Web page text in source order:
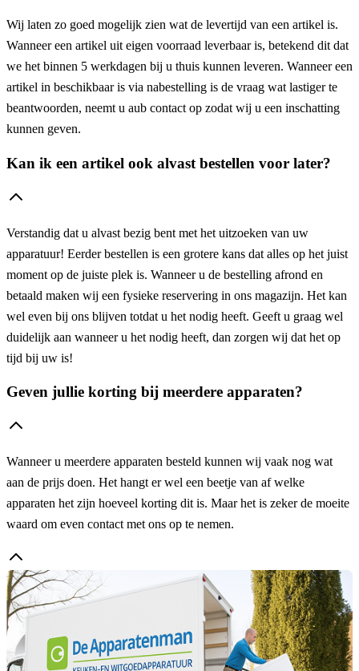
Wij laten zo goed mogelijk zien wat de levertijd van een artikel is.
Wanneer een artikel uit eigen voorraad leverbaar is, betekend dit dat
we het binnen 5 werkdagen bij u thuis kunnen leveren. Wanneer een
artikel in beschikbaar is via nabestelling is de vraag wat lastiger te
beantwoorden, neemt u aub contact op zodat wij u een inschatting
kunnen geven.
Kan ik een artikel ook alvast bestellen voor later?
Verstandig dat u alvast bezig bent met het uitzoeken van uw
apparatuur! Eerder bestellen is een grotere kans dat alles op het juist
moment op de juiste plek is. Wanneer u de bestelling afrond en
betaald maken wij een fysieke reservering in ons magazijn. Het kan
wel even bij ons blijven totdat u het nodig heeft. Geeft u graag wel
duidelijk aan wanneer u het nodig heeft, dan zorgen wij dat het op
tijd bij uw is!
Geven jullie korting bij meerdere apparaten?
Wanneer u meerdere apparaten besteld kunnen wij vaak nog wat
aan de prijs doen. Het hangt er wel een beetje van af welke
apparaten het zijn hoeveel korting dit is. Maar het is zeker de moeite
waard om even contact met ons op te nemen.